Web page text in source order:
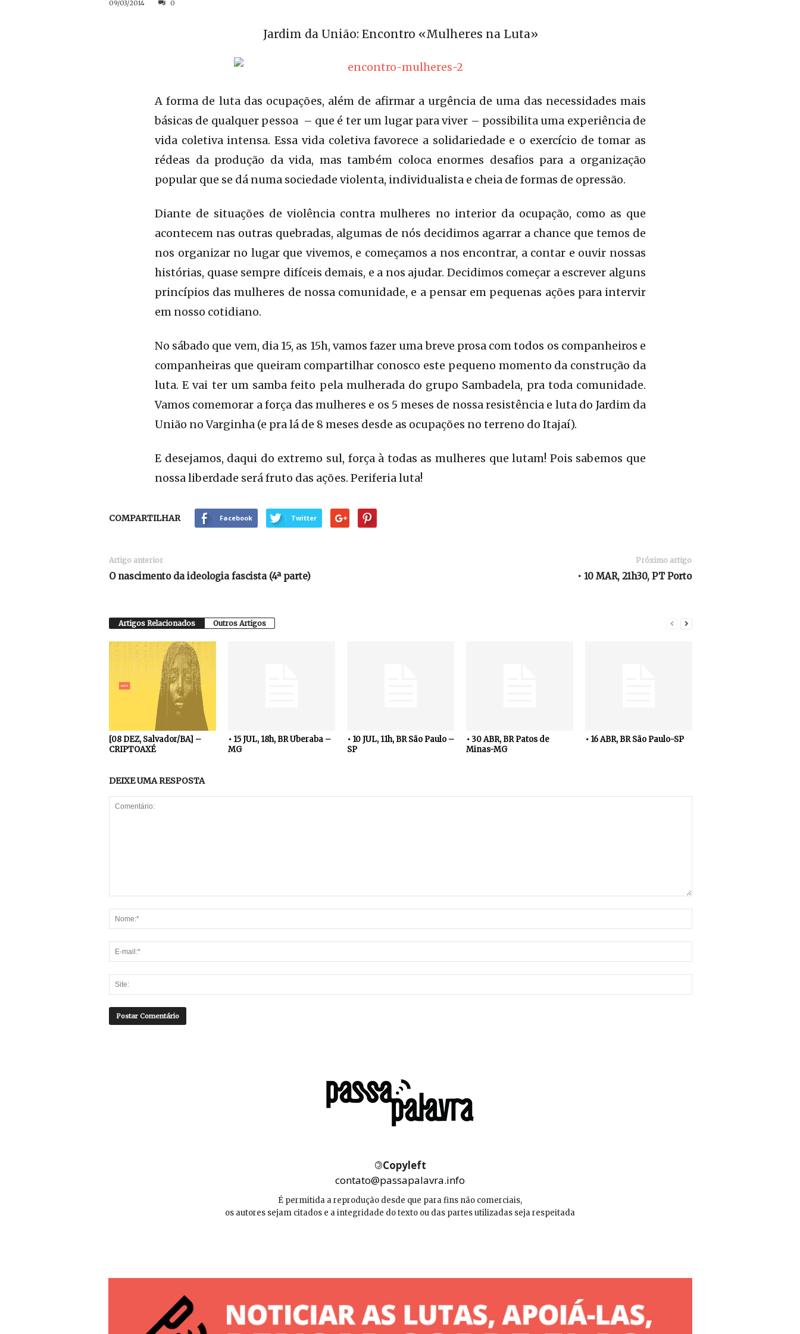
09/03/2014 0
Jardim da União: Encontro «Mulheres na Luta»
A forma de luta das ocupações, além de afirmar a urgência de uma das necessidades mais
básicas de qualquer pessoa – que é ter um lugar para viver – possibilita uma experiência de
vida coletiva intensa. Essa vida coletiva favorece a solidariedade e o exercício de tomar as
rédeas da produção da vida, mas também coloca enormes desafios para a organização
popular que se dá numa sociedade violenta, individualista e cheia de formas de opressão.
Diante de situações de violência contra mulheres no interior da ocupação, como as que
acontecem nas outras quebradas, algumas de nós decidimos agarrar a chance que temos de
nos organizar no lugar que vivemos, e começamos a nos encontrar, a contar e ouvir nossas
histórias, quase sempre difíceis demais, e a nos ajudar. Decidimos começar a escrever alguns
princípios das mulheres de nossa comunidade, e a pensar em pequenas ações para intervir
em nosso cotidiano.
No sábado que vem, dia 15, as 15h, vamos fazer uma breve prosa com todos os companheiros e
companheiras que queiram compartilhar conosco este pequeno momento da construção da
luta. E vai ter um samba feito pela mulherada do grupo Sambadela, pra toda comunidade.
Vamos comemorar a força das mulheres e os 5 meses de nossa resistência e luta do Jardim da
União no Varginha (e pra lá de 8 meses desde as ocupações no terreno do Itajaí).
E desejamos, daqui do extremo sul, força à todas as mulheres que lutam! Pois sabemos que
nossa liberdade será fruto das ações. Periferia luta!
COMPARTILHAR Facebook Twitter
Artigo anterior
O nascimento da ideologia fascista (4ª parte)
Próximo artigo
• 10 MAR, 21h30, PT Porto
Artigos Relacionados Outros Artigos
[08 DEZ, Salvador/BA] –
CRIPTOAXÉ
• 15 JUL, 18h, BR Uberaba –
MG
• 10 JUL, 11h, BR São Paulo –
SP
• 30 ABR, BR Patos de
Minas-MG
• 16 ABR, BR São Paulo-SP
DEIXE UMA RESPOSTA
©Copyleft
contato@passapalavra.info
É permitida a reprodução desde que para fins não comerciais,
os autores sejam citados e a integridade do texto ou das partes utilizadas seja respeitada